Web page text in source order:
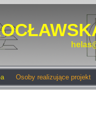
Osoby realizujące projekt